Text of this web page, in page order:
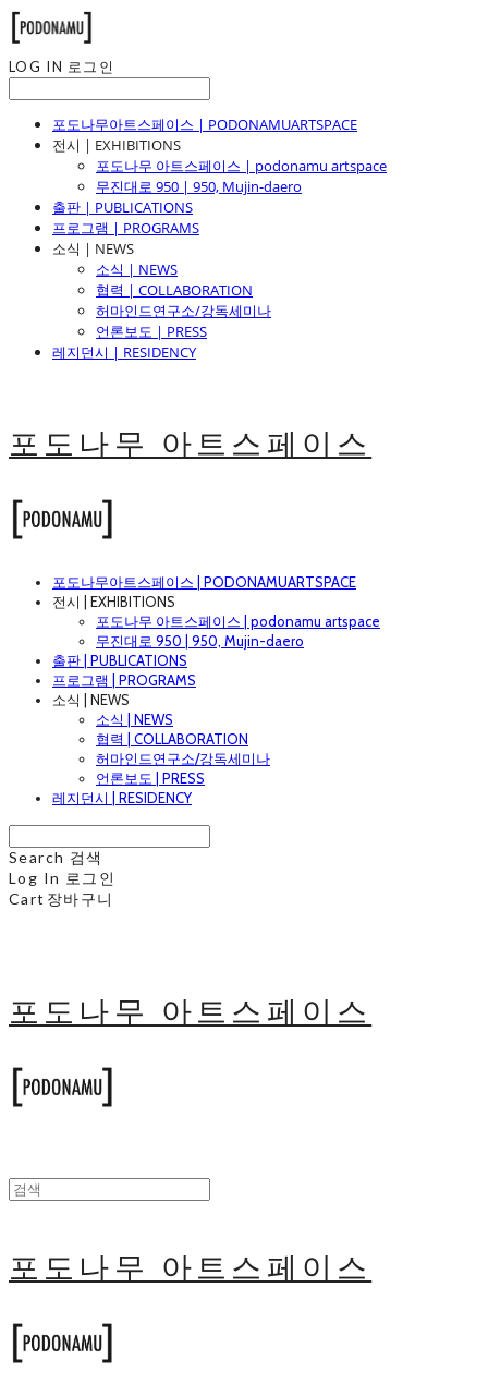
LOG IN 로그인
포도나무아트스페이스 | PODONAMUARTSPACE
전시 | EXHIBITIONS
포도나무 아트스페이스 | podonamu artspace
무진대로 950 | 950, Mujin-daero
출판 | PUBLICATIONS
프로그램 | PROGRAMS
소식 | NEWS
소식 | NEWS
협력 | COLLABORATION
허마인드연구소/강독세미나
언론보도 | PRESS
레지던시 | RESIDENCY
포도나무 아트스페이스
포도나무아트스페이스 | PODONAMUARTSPACE
전시 | EXHIBITIONS
포도나무 아트스페이스 | podonamu artspace
무진대로 950 | 950, Mujin-daero
출판 | PUBLICATIONS
프로그램 | PROGRAMS
소식 | NEWS
소식 | NEWS
협력 | COLLABORATION
허마인드연구소/강독세미나
언론보도 | PRESS
레지던시 | RESIDENCY
Search 검색
Log In 로그인
Cart 장바구니
포도나무 아트스페이스
포도나무 아트스페이스